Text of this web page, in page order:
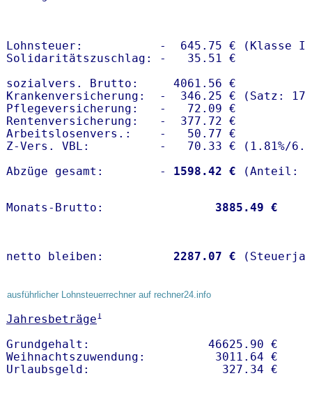
Lohnsteuer:           -  645.75 € (Klasse I)
Solidaritätszuschlag: -   35.51 €
sozialvers. Brutto:     4061.56 €
Krankenversicherung:  -  346.25 € (Satz:
Pflegeversicherung:   -   72.09 €
Rentenversicherung:   -  377.72 €
Arbeitslosenvers.:    -   50.77 €
Z-Vers. VBL:          -   70.33 € ( 1.81%/
Abzüge gesamt:        -
1598.42 €
Monats-Brutto: 3885.49 €
netto bleiben: 2287.07 €
ausführlicher Lohnsteuerrechner auf rechner24.info
Jahresbeträge1
Grundgehalt:                 46625.90 €
Weihnachtszuwendung:          3011.64 €